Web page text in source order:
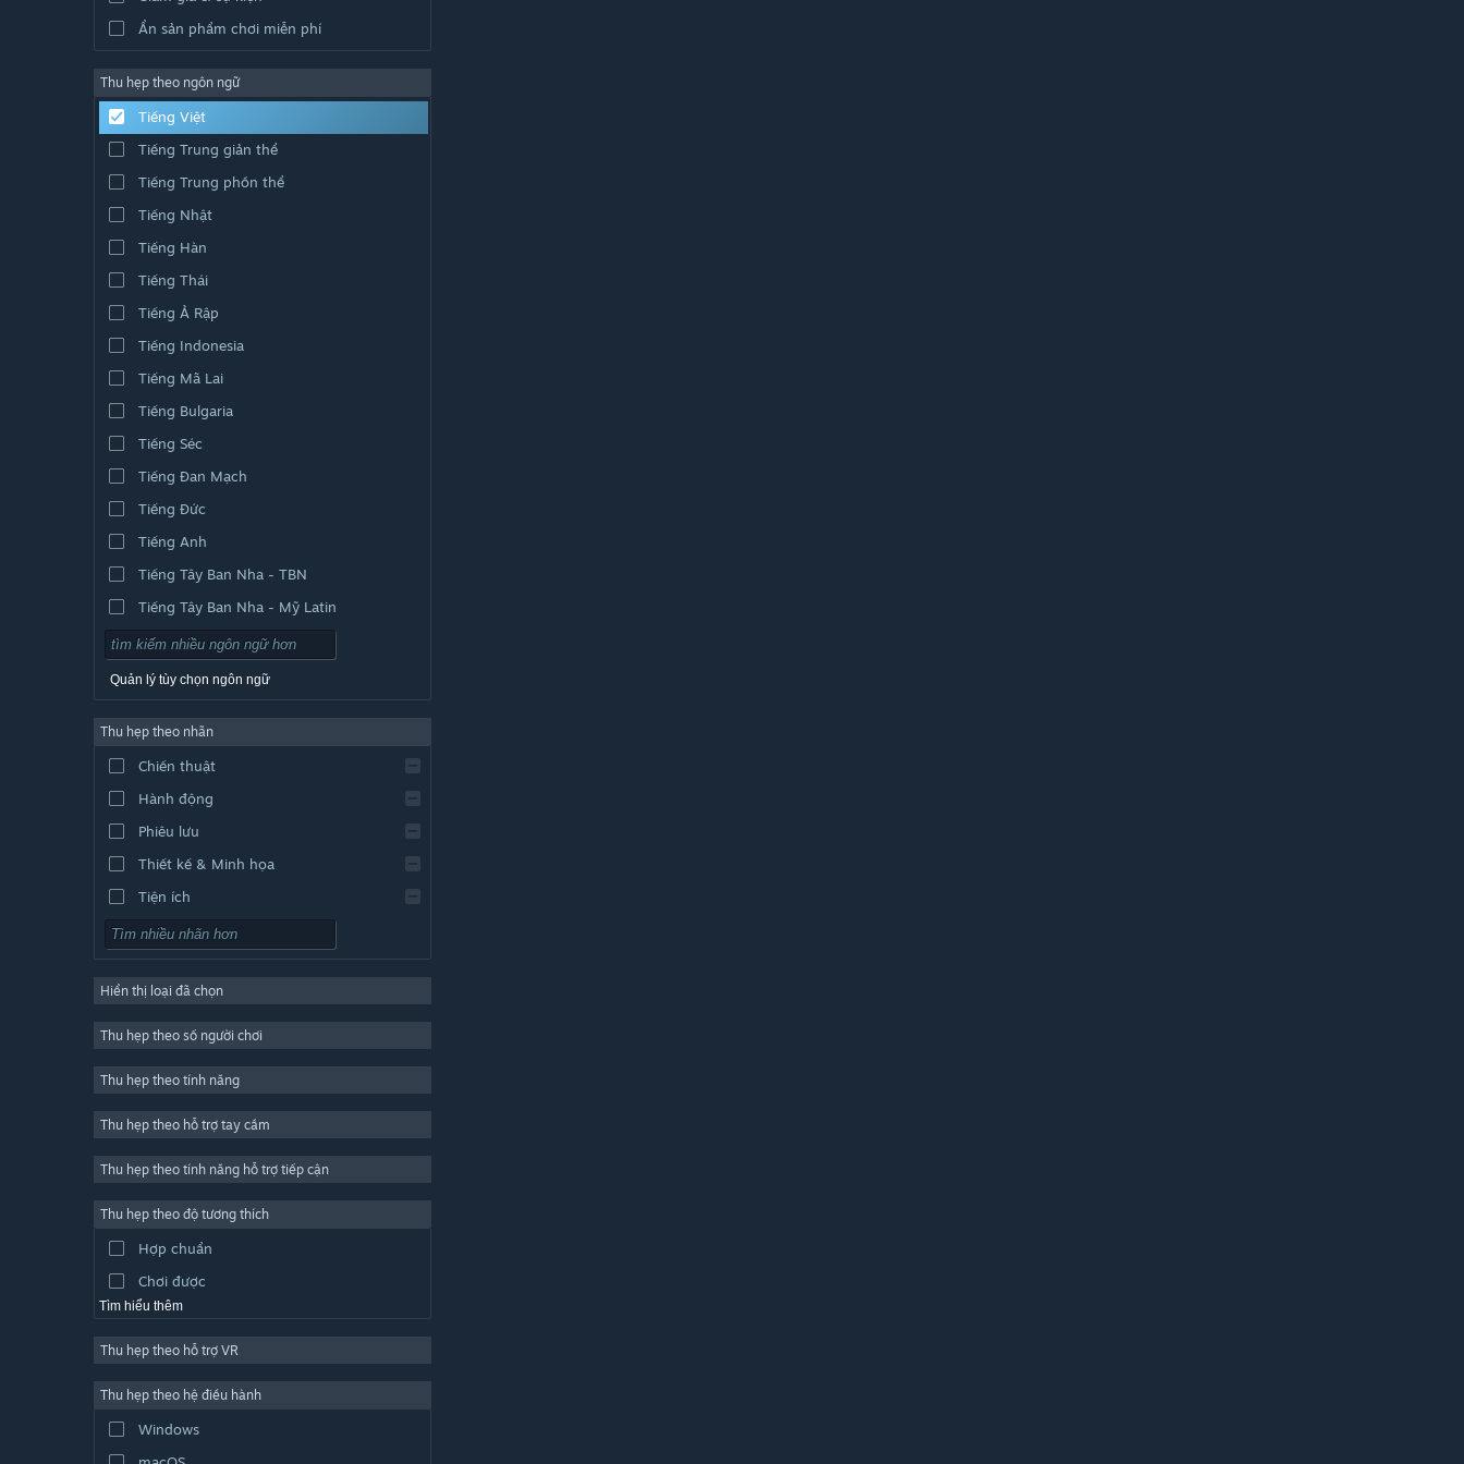
Ẩn sản phẩm chơi miễn phí
Thu hẹp theo ngôn ngữ
Tiếng Việt
Tiếng Trung giản thể
Tiếng Trung phồn thể
Tiếng Nhật
Tiếng Hàn
Tiếng Thái
Tiếng Ả Rập
Tiếng Indonesia
Tiếng Mã Lai
Tiếng Bulgaria
Tiếng Séc
Tiếng Đan Mạch
Tiếng Đức
Tiếng Anh
Tiếng Tây Ban Nha - TBN
Tiếng Tây Ban Nha - Mỹ Latin
Quản lý tùy chọn ngôn ngữ
Thu hẹp theo nhãn
Chiến thuật
Hành động
Phiêu lưu
Thiết kế & Minh họa
Tiện ích
Chơi miễn phí
Trực tuyến nhiều người chơi
Indie
Đơn giản
Mô phỏng
Sản xuất video
Chỉnh sửa ảnh
Hiển thị loại đã chọn
Thu hẹp theo số người chơi
Thu hẹp theo tính năng
Thu hẹp theo hỗ trợ tay cầm
Thu hẹp theo tính năng hỗ trợ tiếp cận
Thu hẹp theo độ tương thích
Hợp chuẩn
Chơi được
Tìm hiểu thêm
Thu hẹp theo hỗ trợ VR
Thu hẹp theo hệ điều hành
Windows